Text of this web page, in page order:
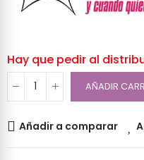
Hay que pedir al
AÑADIR
Añadir a comparar